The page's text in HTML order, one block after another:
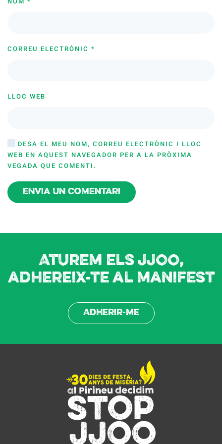
CORREU ELECTRÒNIC *
LLOC WEB
DESA EL MEU NOM, CORREU ELECTRÒNIC I LLOC
WEB EN AQUEST NAVEGADOR PER A LA PRÒXIMA
VEGADA QUE COMENTI.
Envia un comentari
Aturem els JJOO,
adhereix-te al manifest
Adherir-me